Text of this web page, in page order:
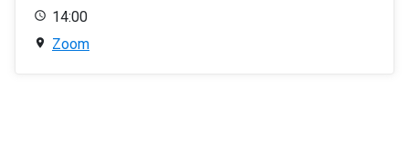
14:00
Zoom